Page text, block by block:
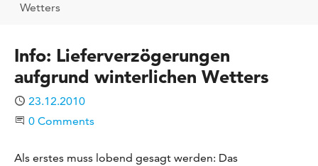
Wetters
Info: Lieferverzögerungen
aufgrund winterlichen Wetters
Published
23.12.2010
Start the Conversation
0 Comments
Als erstes muss lobend gesagt werden: Das